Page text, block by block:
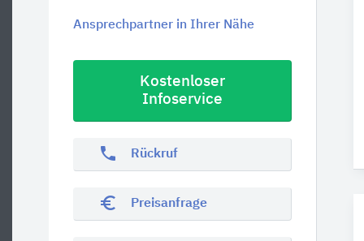
Ansprechpartner in Ihrer Nähe
Kostenloser
Infoservice
phone Rückruf
euro_symbol Preisanfrage